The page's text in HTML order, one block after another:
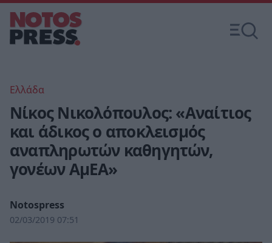
Ελλάδα
Νίκος Νικολόπουλος: «Αναίτιος
και άδικος ο αποκλεισμός
αναπληρωτών καθηγητών,
γονέων ΑμΕΑ»
Notospress
02/03/2019 07:51